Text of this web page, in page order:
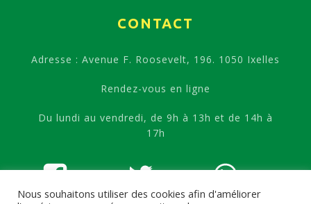
CONTACT
Adresse : Avenue F. Roosevelt, 196. 1050 Ixelles
Rendez-vous en ligne
Du lundi au vendredi, de 9h à 13h et de 14h à
17h
Nous souhaitons utiliser des cookies afin d'améliorer